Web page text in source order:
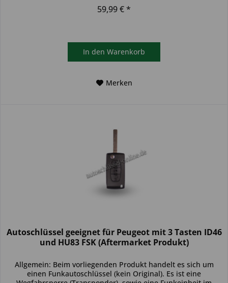
59,99 € *
In den Warenkorb
Merken
Autoschlüssel geeignet für Peugeot mit 3 Tasten ID46
und HU83 FSK (Aftermarket Produkt)
Allgemein: Beim vorliegenden Produkt handelt es sich um
einen Funkautoschlüssel (kein Original). Es ist eine